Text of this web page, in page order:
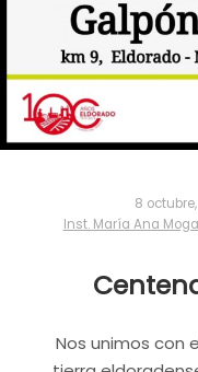
8
Inst. María Ana
Nos unimos con